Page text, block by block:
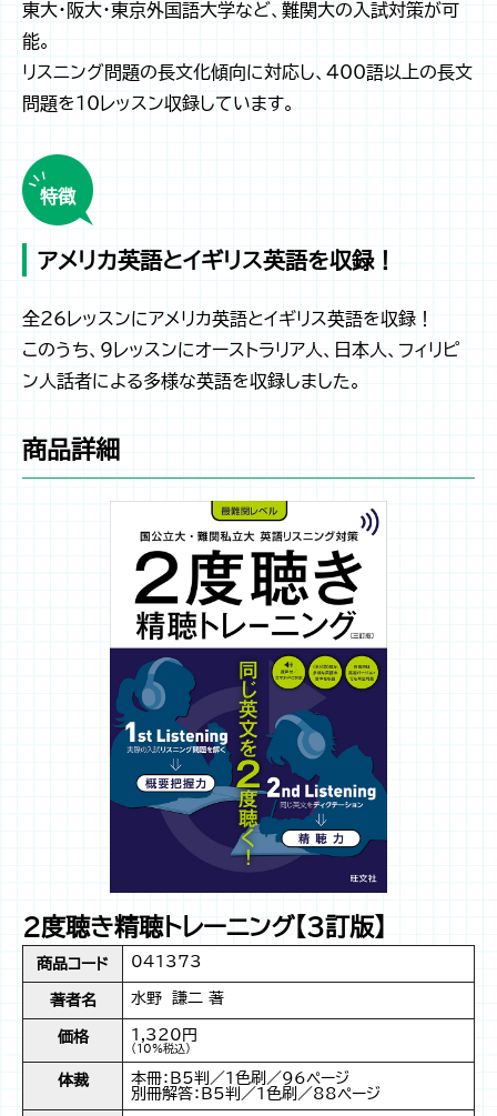
東大・阪大・東京外国語大学など、難関大の入試対策が可
能。
リスニング問題の長文化傾向に対応し、400語以上の長文
問題を10レッスン収録しています。
特徴
アメリカ英語とイギリス英語を収録！
全26レッスンにアメリカ英語とイギリス英語を収録！
このうち、9レッスンにオーストラリア人、日本人、フィリピ
ン人話者による多様な英語を収録しました。
商品詳細
2度聴き精聴トレーニング【3訂版】
商品コード 041373
著者名 水野 謙二 著
価格 1,320円
（10%税込）
体裁
本冊：B5判／1色刷／96ページ
別冊解答：B5判／1色刷／88ページ